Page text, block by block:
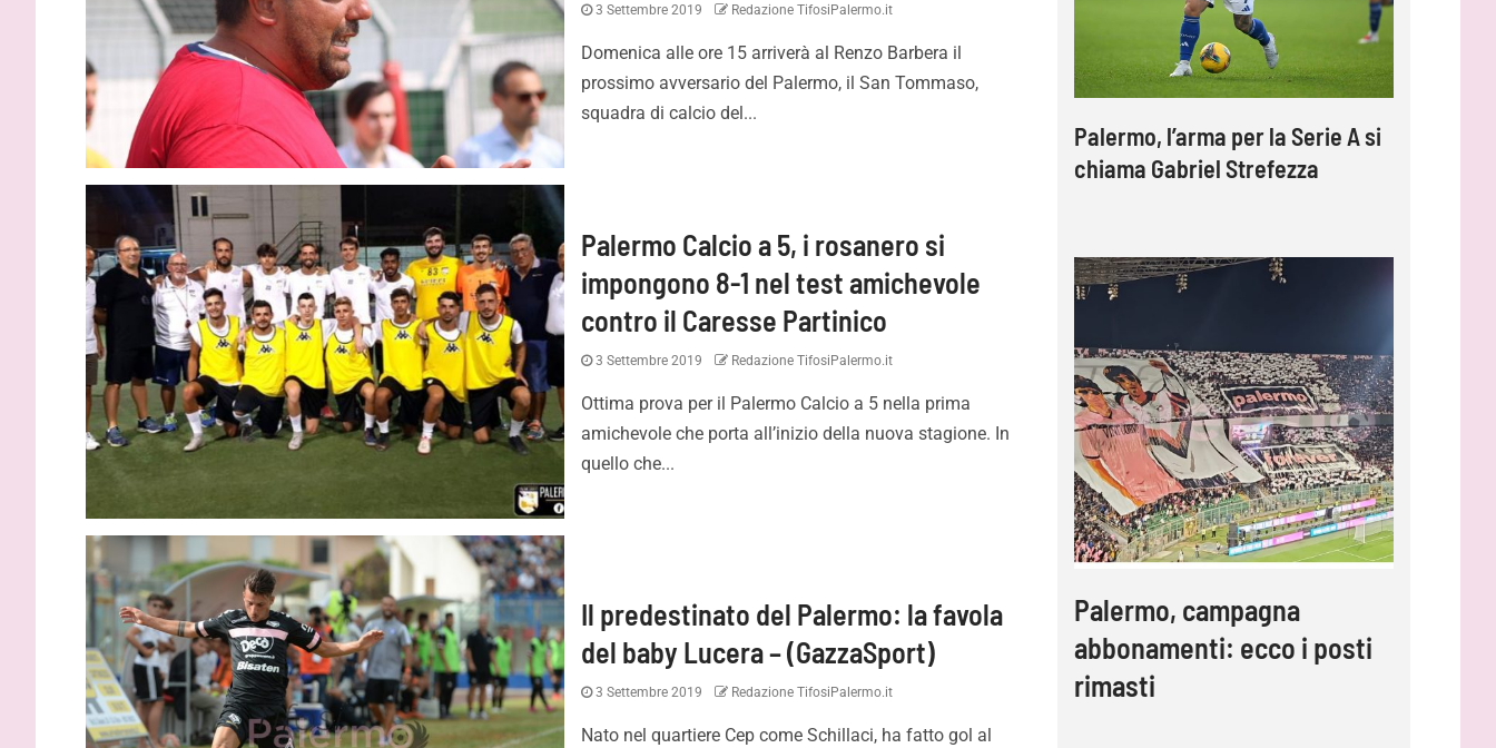
3 Settembre 2019 Redazione TifosiPalermo.it
Domenica alle ore 15 arriverà al Renzo Barbera il
prossimo avversario del Palermo, il San Tommaso,
squadra di calcio del...
Palermo Calcio a 5, i rosanero si
impongono 8-1 nel test amichevole
contro il Caresse Partinico
3 Settembre 2019 Redazione TifosiPalermo.it
Ottima prova per il Palermo Calcio a 5 nella prima
amichevole che porta all’inizio della nuova stagione. In
quello che...
Il predestinato del Palermo: la favola
del baby Lucera – (GazzaSport)
3 Settembre 2019 Redazione TifosiPalermo.it
Nato nel quartiere Cep come Schillaci, ha fatto gol al
Palermo, l’arma per la Serie A si
chiama Gabriel Strefezza
Palermo, campagna
abbonamenti: ecco i posti
rimasti